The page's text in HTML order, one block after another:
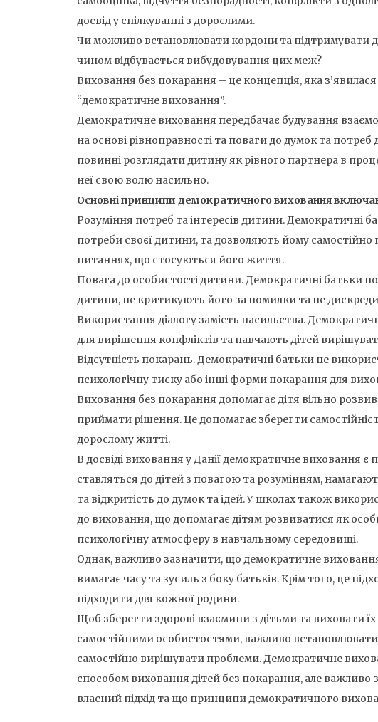
досвід у спілкуванні з дорослими.
Чи можливо встановлювати кордони та підтримувати
чином відбувається вибудовування цих меж?
Виховання без покарання – це концепція, яка
“демократичне виховання”.
Демократичне виховання передбачає будування
на основі рівноправності та поваги до думок та
повинні розглядати дитину як рівного партнера в
неї свою волю насильно.
Основні принципи демократичного виховання
Розуміння потреб та інтересів дитини. Демократичні
потреби своєї дитини, та дозволяють йому
питаннях, що стосуються його життя.
Повага до особистості дитини. Демократичні батьки
дитини, не критикують його за помилки та не
Використання діалогу замість насильства.
для вирішення конфліктів та навчають дітей
Відсутність покарань. Демократичні батьки не
психологічну тиску або інші форми покарання для
Виховання без покарання допомагає дітя вільно
приймати рішення. Це допомагає зберегти
дорослому житті.
В досвіді виховання у Данії демократичне виховання
ставляться до дітей з повагою та розумінням,
та відкритість до думок та ідей. У школах також
до виховання, що допомагає дітям розвиватися як
психологічну атмосферу в навчальному середовищі.
Однак, важливо зазначити, що демократичне
вимагає часу та зусиль з боку батьків. Крім того, це
підходити для кожної родини.
Щоб зберегти здорові взаємини з дітьми та виховати
самостійними особистостями, важливо встановлювати
самостійно вирішувати проблеми. Демократичне
способом виховання дітей без покарання, але
власний підхід та що принципи демократичного